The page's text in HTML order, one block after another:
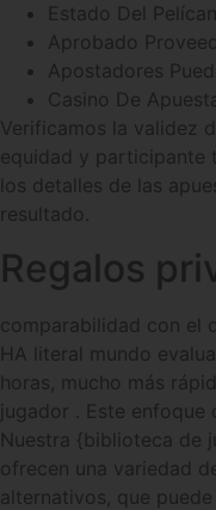
Estado Del
Aprobado
Apostadores
Casino De
Verificamos la validez
equidad y participante
los detalles de las
resultado.
Regalos
comparabilidad con el
HA literal mundo
horas, mucho más
jugador . Este
Nuestra {biblioteca de
ofrecen una variedad
alternativos, que